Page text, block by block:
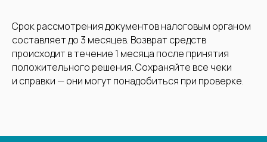
Срок рассмотрения документов налоговым органом
составляет до 3 месяцев. Возврат средств
происходит в течение 1 месяца после принятия
положительного решения. Сохраняйте все чеки
и справки — они могут понадобиться при проверке.